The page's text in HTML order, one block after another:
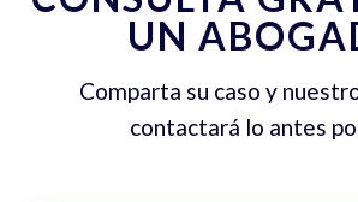
UN
Comparta su caso y
contactará lo antes